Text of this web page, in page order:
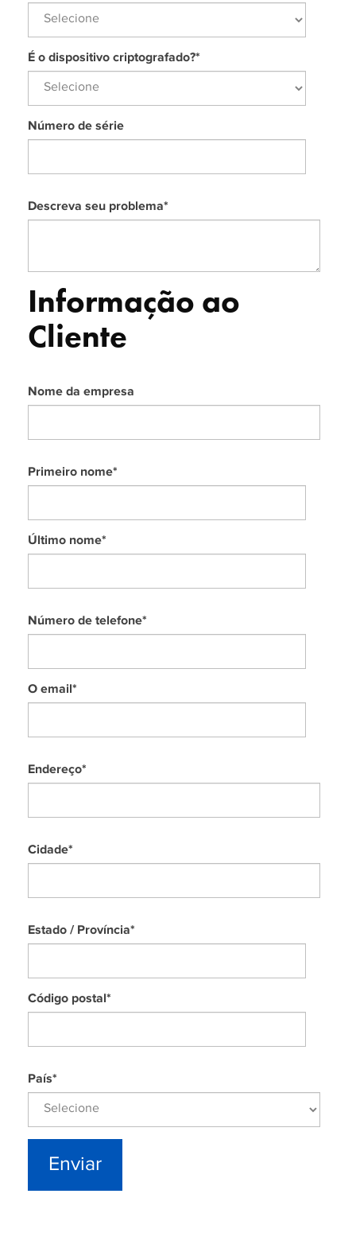
É o dispositivo criptografado?*
Número de série
Descreva seu problema*
Informação ao
Cliente
Nome da empresa
Primeiro nome*
Último nome*
Número de telefone*
O email *
Endereço*
Cidade*
Estado / Província*
Código postal *
País*